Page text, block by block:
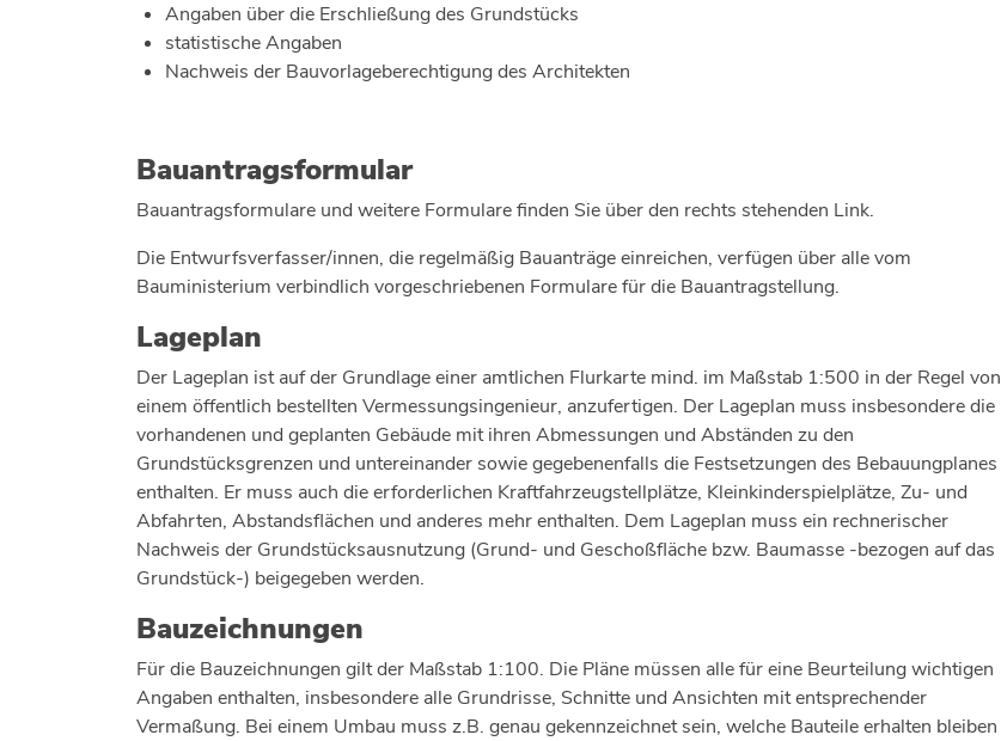
Angaben über die Erschließung des Grundstücks
statistische Angaben
Nachweis der Bauvorlageberechtigung des Architekten
Bauantragsformular
Bauantragsformulare und weitere Formulare finden Sie über den rechts stehenden Link.
Die Entwurfsverfasser/innen, die regelmäßig Bauanträge einreichen, verfügen über alle vom
Bauministerium verbindlich vorgeschriebenen Formulare für die Bauantragstellung.
Lageplan
Der Lageplan ist auf der Grundlage einer amtlichen Flurkarte mind. im Maßstab 1:500 in der Regel von
einem öffentlich bestellten Vermessungsingenieur, anzufertigen. Der Lageplan muss insbesondere die
vorhandenen und geplanten Gebäude mit ihren Abmessungen und Abständen zu den
Grundstücksgrenzen und untereinander sowie gegebenenfalls die Festsetzungen des Bebauungplanes
enthalten. Er muss auch die erforderlichen Kraftfahrzeugstellplätze, Kleinkinderspielplätze, Zu- und
Abfahrten, Abstandsflächen und anderes mehr enthalten. Dem Lageplan muss ein rechnerischer
Nachweis der Grundstücksausnutzung (Grund- und Geschoßfläche bzw. Baumasse -bezogen auf das
Grundstück-) beigegeben werden.
Bauzeichnungen
Für die Bauzeichnungen gilt der Maßstab 1:100. Die Pläne müssen alle für eine Beurteilung wichtigen
Angaben enthalten, insbesondere alle Grundrisse, Schnitte und Ansichten mit entsprechender
Vermaßung. Bei einem Umbau muss z.B. genau gekennzeichnet sein, welche Bauteile erhalten bleiben